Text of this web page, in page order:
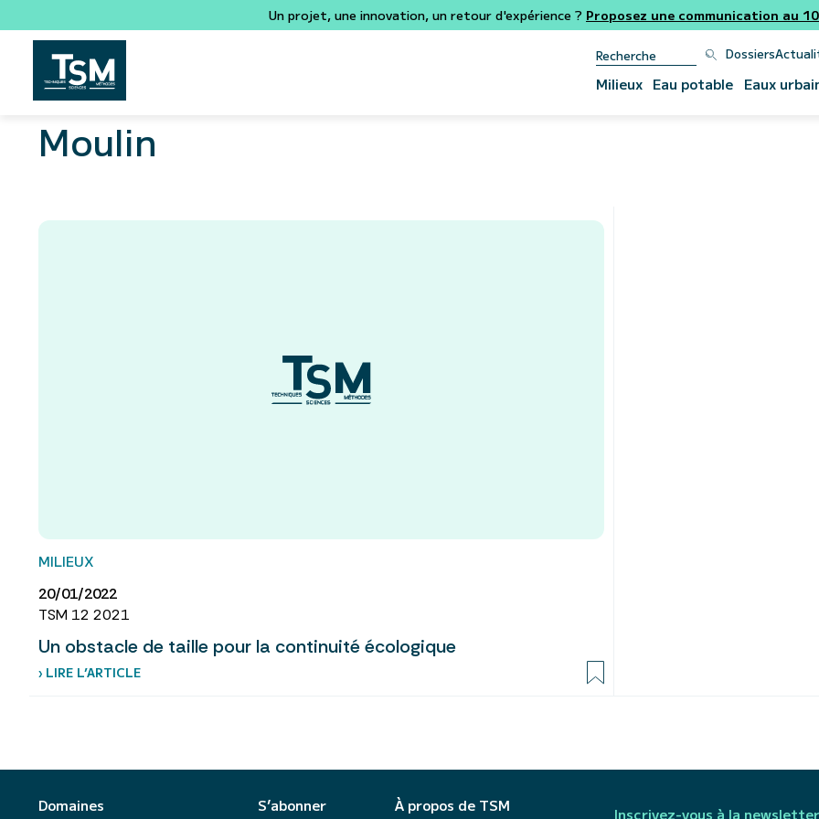
Un projet, une innovation, un retour d'expérience ? Proposez une communication au
Dossiers
Milieux Eau potable Eaux
Moulin
MILIEUX
20/01/2022
TSM 12 2021
Un obstacle de taille pour la continuité écologique
› LIRE L’ARTICLE
Domaines S’abonner À propos de TSM Inscrivez-vous à la